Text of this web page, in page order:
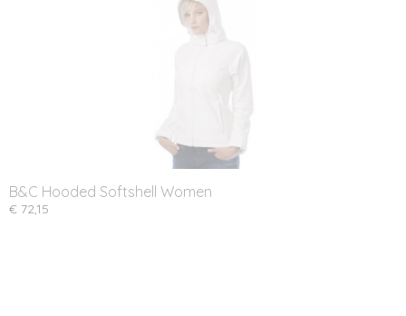
B&C Hooded Softshell Women
€ 72,15